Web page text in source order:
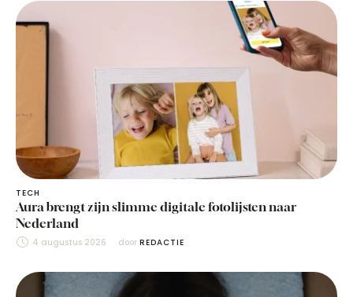
TECH
Aura brengt zijn slimme digitale fotolijsten naar
Nederland
4 augustus 2026 door REDACTIE